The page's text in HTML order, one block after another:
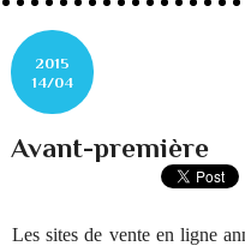
2015
14/04
Avant-première
Les sites de vente en ligne